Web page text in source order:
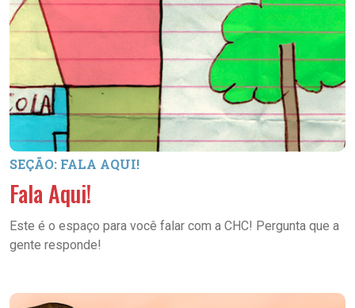
SEÇÃO: FALA AQUI!
Fala Aqui!
Este é o espaço para você falar com a CHC! Pergunta que a
gente responde!